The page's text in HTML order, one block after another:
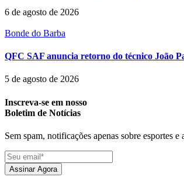
6 de agosto de 2026
Bonde do Barba
QFC SAF anuncia retorno do técnico João
5 de agosto de 2026
Inscreva-se em nosso
Boletim de Notícias
Sem spam, notificações apenas sobre esportes e
Assinar Agora